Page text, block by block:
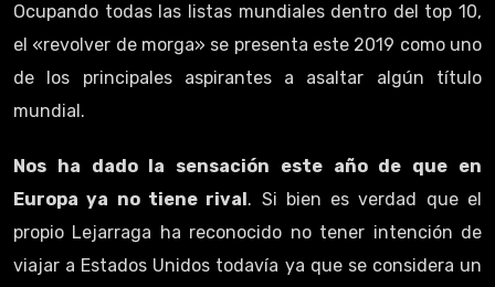
Ocupando todas las listas mundiales dentro del top 10,
el «revolver de morga» se presenta este 2019 como uno
de los principales aspirantes a asaltar algún título
mundial.
Nos ha dado la sensación este año de que en
Europa ya no tiene rival. Si bien es verdad que el
propio Lejarraga ha reconocido no tener intención de
viajar a Estados Unidos todavía ya que se considera un